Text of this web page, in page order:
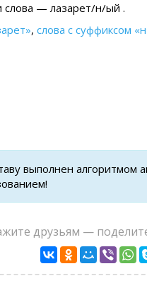
слова — лазарет/н/ый .
, слова с суффиксом
выполнен алгоритмом
друзьям —